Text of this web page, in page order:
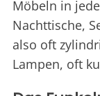
Möbeln in
Nachttische,
also oft
Lampen, oft